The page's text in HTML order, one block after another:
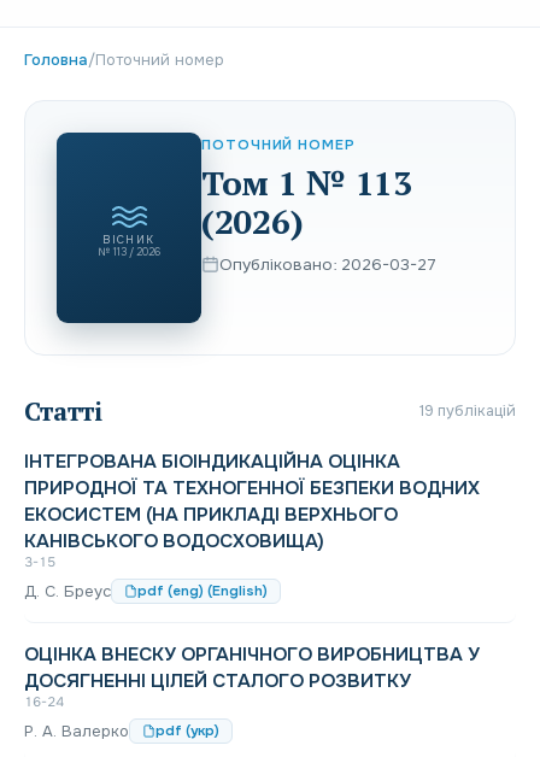
Головна/Поточний номер
ВІСНИК
№ 113 / 2026
ПОТОЧНИЙ НОМЕР
Том 1 № 113
(2026)
Опубліковано: 2026-03-27
Статті 19 публікацій
ІНТЕГРОВАНА БІОІНДИКАЦІЙНА ОЦІНКА
ПРИРОДНОЇ ТА ТЕХНОГЕННОЇ БЕЗПЕКИ ВОДНИХ
ЕКОСИСТЕМ (НА ПРИКЛАДІ ВЕРХНЬОГО
КАНІВСЬКОГО ВОДОСХОВИЩА)
3-15
Д. С. Бреус pdf (eng) (English)
ОЦІНКА ВНЕСКУ ОРГАНІЧНОГО ВИРОБНИЦТВА У
ДОСЯГНЕННІ ЦІЛЕЙ СТАЛОГО РОЗВИТКУ
16-24
Р. А. Валерко pdf (укр)